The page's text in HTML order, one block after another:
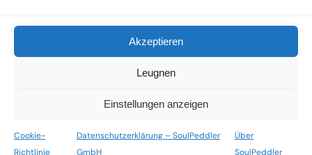
Akzeptieren
Leugnen
Einstellungen anzeigen
Cookie-
Richtlinie
Datenschutzerklärung – SoulPeddler
GmbH
Über
SoulPeddler
Wir setzen uns leidenschaftlich für unabhängige Künstler und
Labels ein und bieten hochwertige, maßgeschneiderte Lösungen
aus über 30 Jahren Erfahrung in der Musikindustrie.
SoulPeddler Mailorder, Records & Vinyl Production – DUBOX –
Nettirock – Nice Guy Records – MOVA Museum of Vinyl Arts
© 2025 SoulPeddler GmbH®